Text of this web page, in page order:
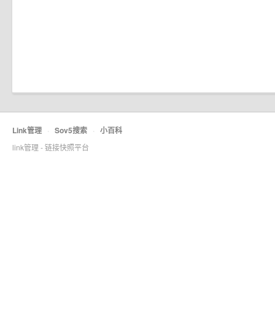
Link管理 · Sov5搜索 · 小百科
link管理 - 链接快照平台